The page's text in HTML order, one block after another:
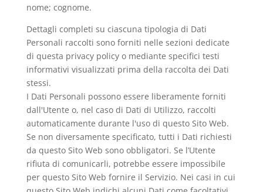
nome; cognome.
Dettagli completi su ciascuna tipologia di Dati
Personali raccolti sono forniti nelle sezioni dedicate
di questa privacy policy o mediante specifici testi
informativi visualizzati prima della raccolta dei Dati
stessi.
I Dati Personali possono essere liberamente forniti
dall'Utente o, nel caso di Dati di Utilizzo, raccolti
automaticamente durante l'uso di questo Sito Web.
Se non diversamente specificato, tutti i Dati richiesti
da questo Sito Web sono obbligatori. Se l’Utente
rifiuta di comunicarli, potrebbe essere impossibile
per questo Sito Web fornire il Servizio. Nei casi in cui